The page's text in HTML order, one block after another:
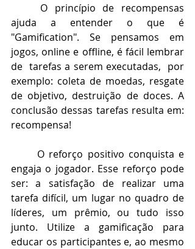
O princípio de recompensas
ajuda a entender o que é
"Gamification". Se pensamos em
jogos, online e offline, é fácil lembrar
de  tarefas a serem executadas,  por
exemplo: coleta de moedas, resgate
de objetivo, destruição de doces. A
conclusão dessas tarefas resulta em:
recompensa!
O reforço positivo conquista e
engaja o jogador. Esse reforço pode
ser: a satisfação de realizar uma
tarefa difícil, um lugar no quadro de
líderes, um prêmio, ou tudo isso
junto. Utilize a gamificação para
educar os participantes e, ao mesmo